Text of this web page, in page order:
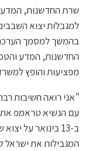
שרת החדשנות, המדע
למגבלות יצוא
בהמשך למסמך
החדשנות, המדע
מפציעות והופץ
"אני רואה חשיבות
עם הנשיא טראמפ את